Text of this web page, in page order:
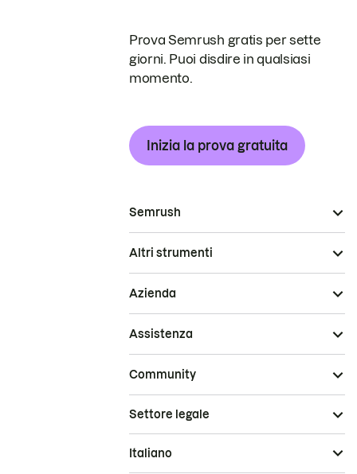
Prova Semrush gratis per sette
giorni. Puoi disdire in qualsiasi
momento.
Inizia la prova gratuita
Semrush
Altri strumenti
Azienda
Assistenza
Community
Settore legale
Italiano